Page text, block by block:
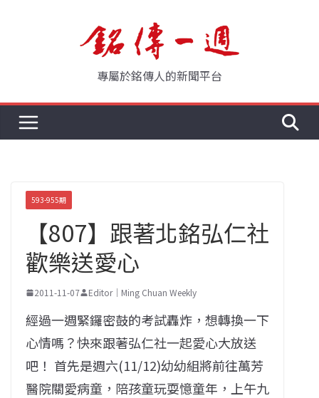
專屬於銘傳人的新聞平台
593-955期
【807】跟著北銘弘仁社
歡樂送愛心
2011-11-07 Editor｜Ming Chuan Weekly
經過一週緊鑼密鼓的考試轟炸，想轉換一下
心情嗎？快來跟著弘仁社一起愛心大放送
吧！ 首先是週六(11/12)幼幼組將前往萬芳
醫院關愛病童，陪孩童玩耍憶童年，上午九